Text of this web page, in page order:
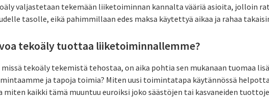
valjastetaan tekemään liiketoiminnan kannalta vääriä asioita, jolloin
tasolle, eikä pahimmillaan edes maksa käytettyä aikaa ja rahaa
tekoäly tuottaa liiketoiminnallemme?
tekoäly tekemistä tehostaa, on aika pohtia sen mukanaan tuomaa
ja tapoja toimia? Miten uusi toimintatapa käytännössä
miten kaikki tämä muuntuu euroiksi joko säästöjen tai kasvaneiden